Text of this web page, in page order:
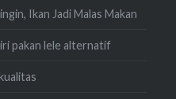
Ikan Jadi Malas Makan
pakan lele alternatif